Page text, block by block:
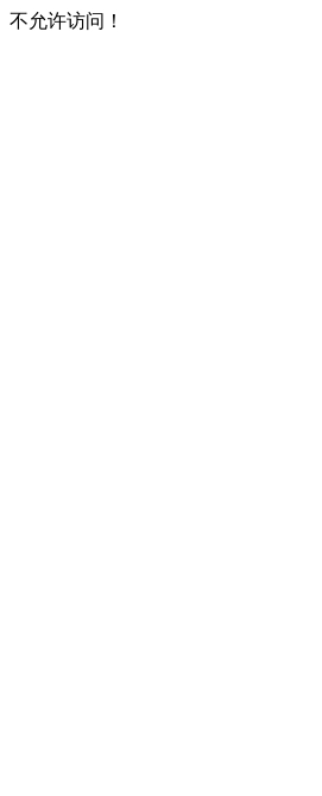
不允许访问！